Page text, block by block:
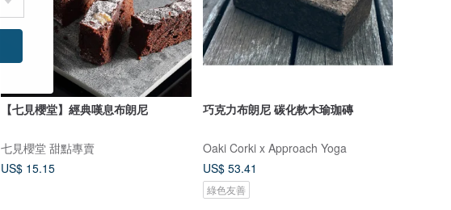
【七見櫻堂】經典嘆息布朗尼
七見櫻堂 甜點專賣
US$ 15.15
巧克力布朗尼 碳化軟木瑜珈磚
Oaki Corki x Approach Yoga
US$ 53.41
綠色友善